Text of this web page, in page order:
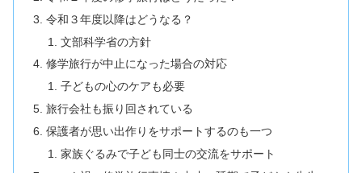
令和３年度以降はどうなる？
文部科学省の方針
修学旅行が中止になった場合の対応
子どもの心のケアも必要
旅行会社も振り回されている
保護者が思い出作りをサポートするのも一つ
家族ぐるみで子ども同士の交流をサポート